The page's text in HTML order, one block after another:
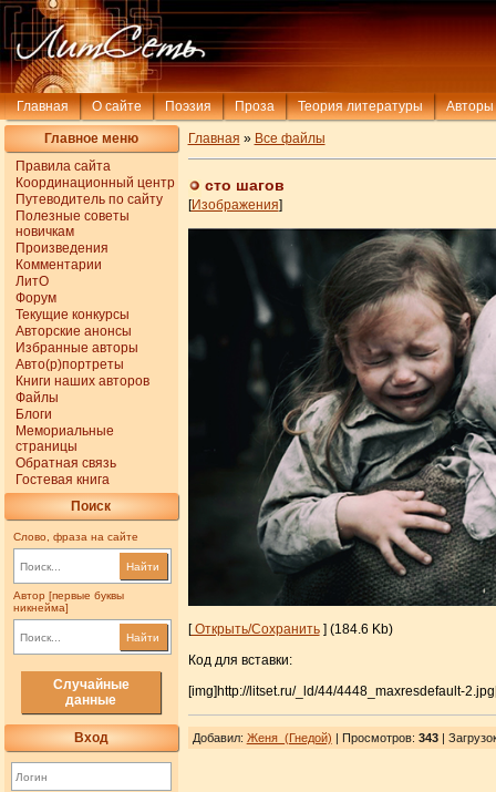
Главная О сайте Поэзия Проза Теория литературы Авторы
Главное меню
Правила сайта
Координационный центр
Путеводитель по сайту
Полезные советы
новичкам
Произведения
Комментарии
ЛитО
Форум
Текущие конкурсы
Авторские анонсы
Избранные авторы
Авто(р)портреты
Книги наших авторов
Файлы
Блоги
Мемориальные
страницы
Обратная связь
Гостевая книга
Поиск
Слово, фраза на сайте
Найти
Автор [первые буквы
никнейма]
Найти
Случайные
данные
Вход
Главная » Все файлы
сто шагов
[Изображения]
[Открыть/Сохранить] (184.6 Kb)
Код для вставки:
[img]http://litset.ru/_ld/44/4448_maxresdefault-
Добавил: Женя_(Гнедой) | Просмотров: 343|